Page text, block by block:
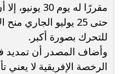
مقررًا له يوم
حتى 25 يوليو الجاري
للتحرك بصورة أكبر.
وأضاف المصدر أن تمديد
الرخصة الإفريقية لا يعني